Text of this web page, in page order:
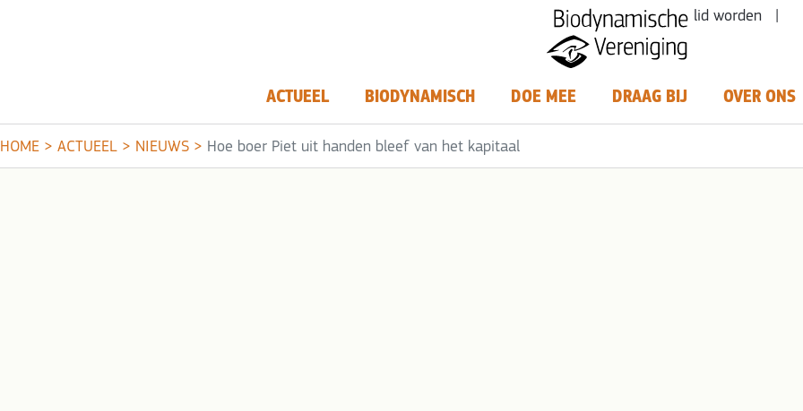
lid worden |
ACTUEEL BIODYNAMISCH DOE MEE DRAAG BIJ OVER ONS
HOME > ACTUEEL > NIEUWS > Hoe boer Piet uit handen bleef van het kapitaal